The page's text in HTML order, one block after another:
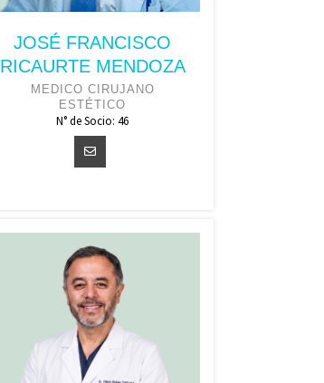
JOSÉ FRANCISCO
RICAURTE MENDOZA
MEDICO CIRUJANO
ESTÉTICO
N° de Socio: 46